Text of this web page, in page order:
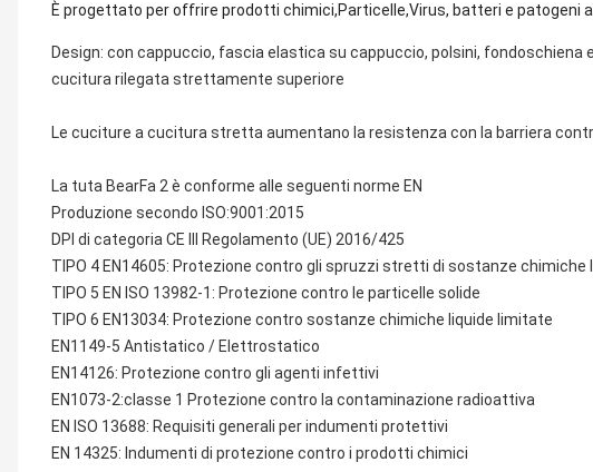
È progettato per offrire prodotti chimici,Particelle,Virus, batteri e patogeni
Design: con cappuccio, fascia elastica su cappuccio, polsini,
cucitura rilegata strettamente superiore
Le cuciture a cucitura stretta aumentano la resistenza con la barriera
La tuta BearFa 2 è conforme alle seguenti norme EN
Produzione secondo ISO:9001:2015
DPI di categoria CE III Regolamento (UE) 2016/425
TIPO 4 EN14605: Protezione contro gli spruzzi stretti di sostanze chimiche
TIPO 5 EN ISO 13982-1: Protezione contro le particelle solide
TIPO 6 EN13034: Protezione contro sostanze chimiche liquide limitate
EN1149-5 Antistatico / Elettrostatico
EN14126: Protezione contro gli agenti infettivi
EN1073-2:classe 1 Protezione contro la contaminazione radioattiva
EN ISO 13688: Requisiti generali per indumenti protettivi
EN 14325: Indumenti di protezione contro i prodotti chimici